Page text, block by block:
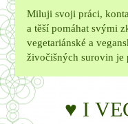
Miluji svoji práci,
a těší pomáhat svými
vegetariánské a
živočišných surovin je
♥ I